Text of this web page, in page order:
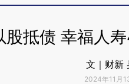
股抵债 幸福人
文｜财新
2024年11月